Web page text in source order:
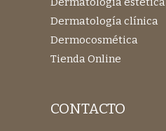
Dermatología clínica
Dermocosmética
Tienda Online
CONTACTO